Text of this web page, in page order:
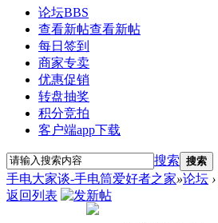
论坛BBS
查看新帖查看新帖
每日签到
商家专卖
优惠促销
转盘抽奖
积分竞拍
客户端app下载
搜索 搜索
手电大家谈-手电筒爱好者之家»论坛 ›
返回列表